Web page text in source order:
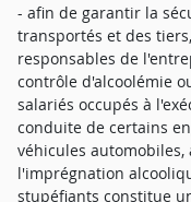
- afin de garantir la
transportés et des
responsables de
contrôle d'alcoolémie
salariés occupés à
conduite de certains
véhicules automobiles,
l'imprégnation
stupéfiants constitue